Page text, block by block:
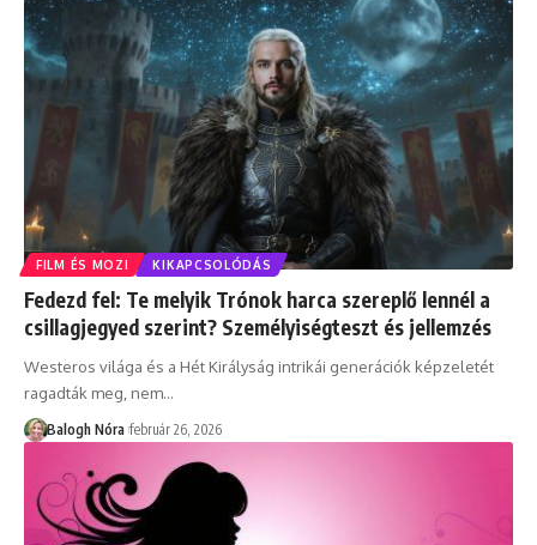
FILM ÉS MOZI KIKAPCSOLÓDÁS
Fedezd fel: Te melyik Trónok harca szereplő lennél a
csillagjegyed szerint? Személyiségteszt és jellemzés
Westeros világa és a Hét Királyság intrikái generációk képzeletét
ragadták meg, nem…
Balogh Nóra február 26, 2026